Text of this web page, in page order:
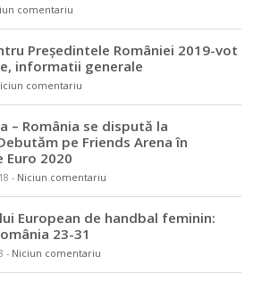
comentariu
Președintele României 2019-vot
informatii generale
comentariu
– România se dispută la
pe Friends Arena în
Euro 2020
- Niciun comentariu
European de handbal feminin:
23-31
- Niciun comentariu